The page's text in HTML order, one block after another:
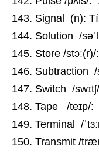
Signal (n):
Solution /
Store /
Subtraction
Switch /
Tape /teɪp/
Terminal /
Transmit /